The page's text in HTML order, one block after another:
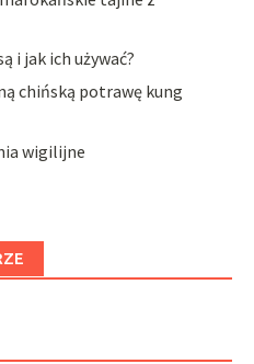
i jak ich używać?
chińską potrawę kung
wigilijne